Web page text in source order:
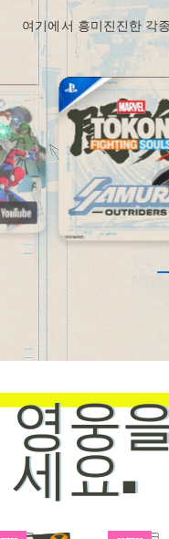
여기에서 흥미진진한 각
영웅
세요.
영웅
세요.